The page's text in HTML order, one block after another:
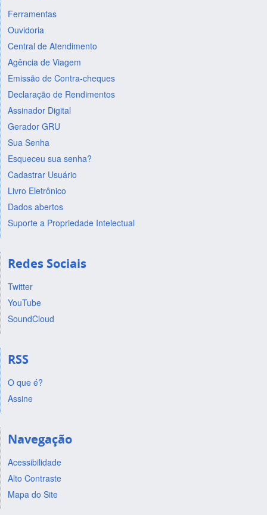
Ferramentas
Ouvidoria
Central de Atendimento
Agência de Viagem
Emissão de Contra-cheques
Declaração de Rendimentos
Assinador Digital
Gerador GRU
Sua Senha
Esqueceu sua senha?
Cadastrar Usuário
Livro Eletrônico
Dados abertos
Suporte a Propriedade Intelectual
Redes Sociais
Twitter
YouTube
SoundCloud
RSS
O que é?
Assine
Navegação
Acessibilidade
Alto Contraste
Mapa do Site